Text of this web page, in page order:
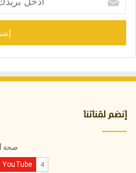
خ
ب
ر
ا
إنضم لقناتنا